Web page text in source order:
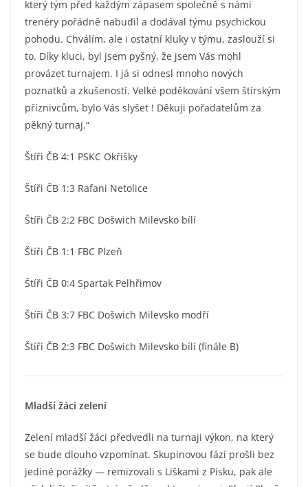
který tým před každým zápasem společně s námi
trenéry pořádně nabudil a dodával týmu psychickou
pohodu. Chválím, ale i ostatní kluky v týmu, zaslouží si
to. Díky kluci, byl jsem pyšný, že jsem Vás mohl
provázet turnajem. I já si odnesl mnoho nových
poznatků a zkušeností. Velké poděkování všem štírským
příznivcům, bylo Vás slyšet ! Děkuji pořadatelům za
pěkný turnaj.“
Štíři ČB 4:1 PSKC Okříšky
Štíři ČB 1:3 Rafani Netolice
Štíři ČB 2:2 FBC Došwich Milevsko bílí
Štíři ČB 1:1 FBC Plzeň
Štíři ČB 0:4 Spartak Pelhřimov
Štíři ČB 3:7 FBC Došwich Milevsko modří
Štíři ČB 2:3 FBC Došwich Milevsko bílí (finále B)
Mladší žáci zelení
Zelení mladší žáci předvedli na turnaji výkon, na který
se bude dlouho vzpomínat. Skupinovou fází prošli bez
jediné porážky — remizovali s Liškami z Písku, pak ale